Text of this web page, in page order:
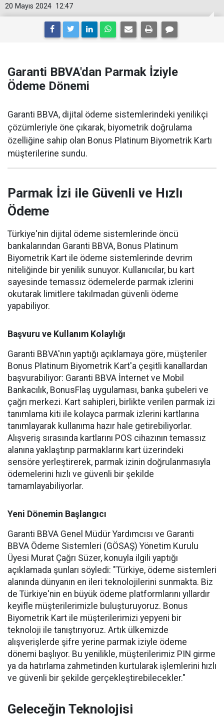
12:47
20 Mayıs 2024
Garanti BBVA'dan Parmak İziyle
Ödeme Dönemi
Garanti BBVA, dijital ödeme sistemlerindeki yenilikçi
çözümleriyle öne çıkarak, biyometrik doğrulama
özelliğine sahip olan Bonus Platinum Biyometrik Kartı
müşterilerine sundu.
Parmak İzi ile Güvenli ve Hızlı
Ödeme
Türkiye'nin dijital ödeme sistemlerinde öncü
bankalarından Garanti BBVA, Bonus Platinum
Biyometrik Kart ile ödeme sistemlerinde devrim
niteliğinde bir yenilik sunuyor. Kullanıcılar, bu kart
sayesinde temassız ödemelerde parmak izlerini
okutarak limitlere takılmadan güvenli ödeme
yapabiliyor.
Başvuru ve Kullanım Kolaylığı
Garanti BBVA'nın yaptığı açıklamaya göre, müşteriler
Bonus Platinum Biyometrik Kart'a çeşitli kanallardan
başvurabiliyor: Garanti BBVA İnternet ve Mobil
Bankacılık, BonusFlaş uygulaması, banka şubeleri ve
çağrı merkezi. Kart sahipleri, birlikte verilen parmak izi
tanımlama kiti ile kolayca parmak izlerini kartlarına
tanımlayarak kullanıma hazır hale getirebiliyorlar.
Alışveriş sırasında kartlarını POS cihazının temassız
alanına yaklaştırıp parmaklarını kart üzerindeki
sensöre yerleştirerek, parmak izinin doğrulanmasıyla
ödemelerini hızlı ve güvenli bir şekilde
tamamlayabiliyorlar.
Yeni Dönemin Başlangıcı
Garanti BBVA Genel Müdür Yardımcısı ve Garanti
BBVA Ödeme Sistemleri (GÖSAŞ) Yönetim Kurulu
Üyesi Murat Çağrı Süzer, konuyla ilgili yaptığı
açıklamada şunları söyledi: "Türkiye, ödeme sistemleri
alanında dünyanın en ileri teknolojilerini sunmakta. Biz
de Türkiye'nin en büyük ödeme platformlarını yıllardır
keyifle müşterilerimizle buluşturuyoruz. Bonus
Biyometrik Kart ile müşterilerimizi yepyeni bir
teknoloji ile tanıştırıyoruz. Artık ülkemizde
alışverişlerde şifre yerine parmak iziyle ödeme
dönemi başlıyor. Bu yenilikle, müşterilerimiz PIN girme
ya da hatırlama zahmetinden kurtularak işlemlerini hızlı
ve güvenli bir şekilde gerçekleştirebilecekler."
Geleceğin Teknolojisi